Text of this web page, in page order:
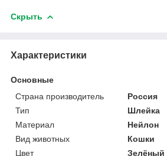
Скрыть
Характеристики
Основные
Страна производитель
Россия
Тип
Шлейка
Материал
Нейлон
Вид животных
Кошки
Цвет
Зелёный